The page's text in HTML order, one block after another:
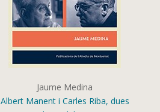
Jaume Medina
Albert Manent i Carles Riba, dues